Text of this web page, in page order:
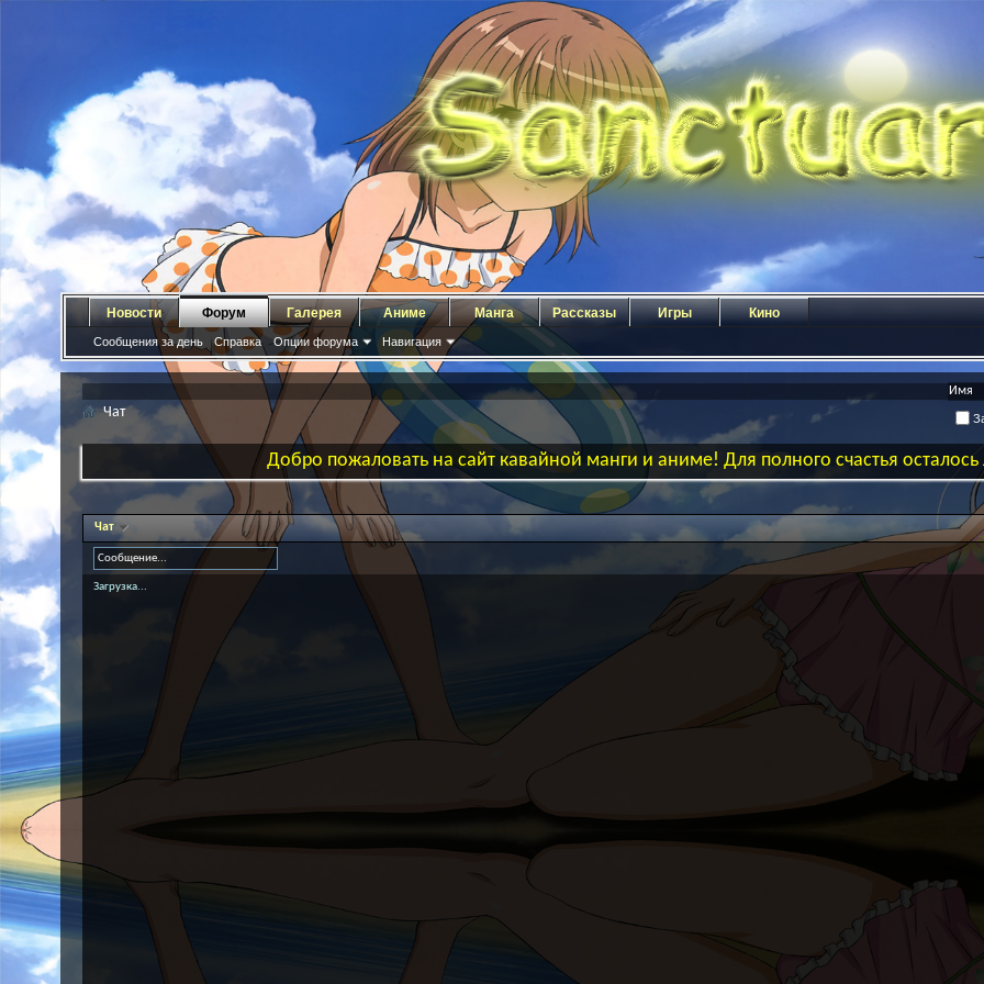
Новости Форум
Сообщения за день Справка Опции форума Навигация
Галерея Аниме Манга Рассказы Игры Кино
Чат
Добро пожаловать на сайт кавайной манги и аниме! Для полного счастья
Чат
Загрузка...